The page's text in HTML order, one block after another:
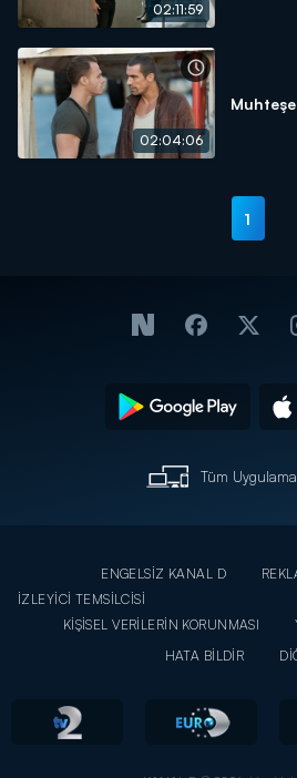
02:11:59
02:04:06
1
Tüm
ENGELSİZ KANAL D
İZLEYİCİ TEMSİLCİSİ
KİŞİSEL VERİLERİN KORUNMASI
HATA BİLDİR